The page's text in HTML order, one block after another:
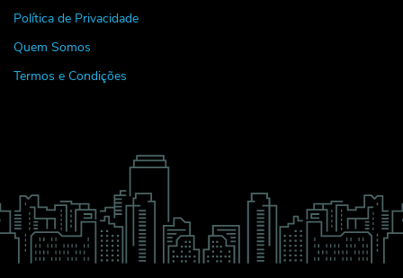
Política de Privacidade
Quem Somos
Termos e Condições